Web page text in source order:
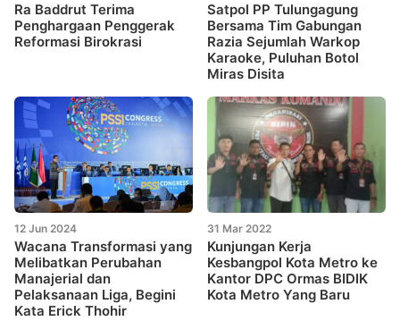
Ra Baddrut Terima
Penghargaan Penggerak
Reformasi Birokrasi
Satpol PP Tulungagung
Bersama Tim Gabungan
Razia Sejumlah Warkop
Karaoke, Puluhan Botol
Miras Disita
12 Jun 2024
Wacana Transformasi yang
Melibatkan Perubahan
Manajerial dan
Pelaksanaan Liga, Begini
Kata Erick Thohir
31 Mar 2022
Kunjungan Kerja
Kesbangpol Kota Metro ke
Kantor DPC Ormas BIDIK
Kota Metro Yang Baru